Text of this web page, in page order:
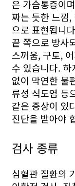
은 가슴통증이
짜는 듯한 느낌
으로 표현됩니
끝 쪽으로 방사
스꺼움, 구토,
수 있습니다.
없이 막연한 불
류성 식도염 등
같은 증상이 있
진단을 받아야
검사 종류
심혈관 질환의